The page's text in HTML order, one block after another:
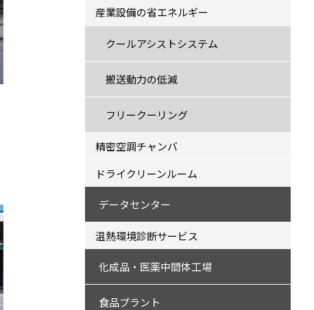
産業設備の省エネルギー
クールアシストシステム
搬送動力の低減
フリークーリング
精密空調チャンバ
ドライクリーンルーム
データセンター
温熱環境診断サービス
化成品・医薬中間体工場
食品プラント